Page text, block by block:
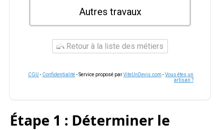
Autres travaux
Retour à la liste des métiers
CGU - Confidentialité- Service proposé parViteUnDevis.com -Vous êtes un
artisan ?
Étape 1 : Déterminer le